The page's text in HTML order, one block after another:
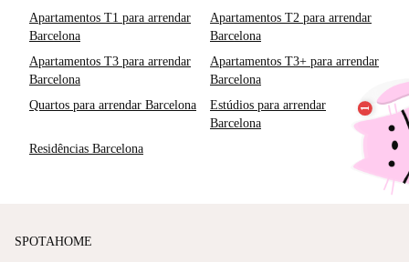
Apartamentos T1 para arrendar
Barcelona
Apartamentos T2 para arrendar
Barcelona
Apartamentos T3 para arrendar
Barcelona
Apartamentos T3+ para arrendar
Barcelona
Quartos para arrendar Barcelona
Estúdios para arrendar
Barcelona
Residências Barcelona
SPOTAHOME